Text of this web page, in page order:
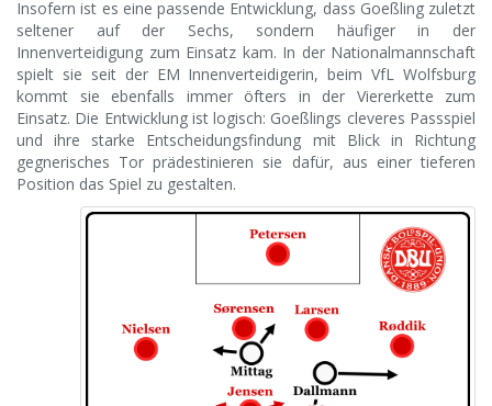
Insofern ist es eine passende Entwicklung, dass Goeßling zuletzt
seltener auf der Sechs, sondern häufiger in der
Innenverteidigung zum Einsatz kam. In der Nationalmannschaft
spielt sie seit der EM Innenverteidigerin, beim VfL Wolfsburg
kommt sie ebenfalls immer öfters in der Viererkette zum
Einsatz. Die Entwicklung ist logisch: Goeßlings cleveres Passspiel
und ihre starke Entscheidungsfindung mit Blick in Richtung
gegnerisches Tor prädestinieren sie dafür, aus einer tieferen
Position das Spiel zu gestalten.